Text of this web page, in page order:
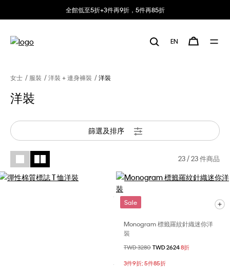
全館低至5折+3件再9折，5件再85折
EN
女士 服裝 洋裝 + 連身褲裝 洋裝
洋裝
篩選及排序
23 / 23 件商品
Sale
Monogram 標籤羅紋針織迷你洋
裝
價格扣減從
TWD 3280 至
TWD 26248折
3件9折; 5件85折